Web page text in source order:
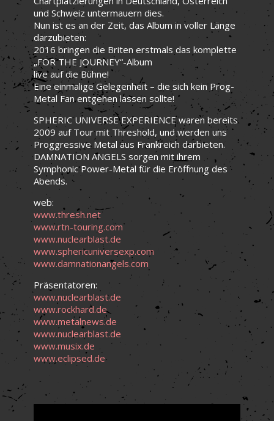
und Schweiz untermauern dies.
Nun ist es an der Zeit, das Album in voller Länge
darzubieten:
2016 bringen die Briten erstmals das komplette
„FOR THE JOURNEY“-Album
live auf die Bühne!
Eine einmalige Gelegenheit – die sich kein Prog-
Metal Fan entgehen lassen sollte!
SPHERIC UNIVERSE EXPERIENCE waren bereits
2009 auf Tour mit Threshold, und werden uns
Proggressive Metal aus Frankreich darbieten.
DAMNATION ANGELS sorgen mit ihrem
Symphonic Power-Metal für die Eröffnung des
Abends.
web:
www.thresh.net
www.rtn-touring.com
www.nuclearblast.de
www.sphericuniversexp.com
www.damnationangels.com
Präsentatoren:
www.nuclearblast.de
www.rockhard.de
www.metalnews.de
www.nuclearblast.de
www.musix.de
www.eclipsed.de